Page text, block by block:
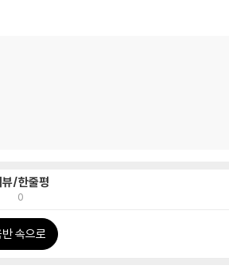
뷰/한줄평
0
속으로